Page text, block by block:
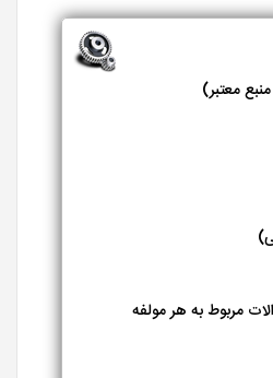
معتبر)
مربوط به هر مولفه